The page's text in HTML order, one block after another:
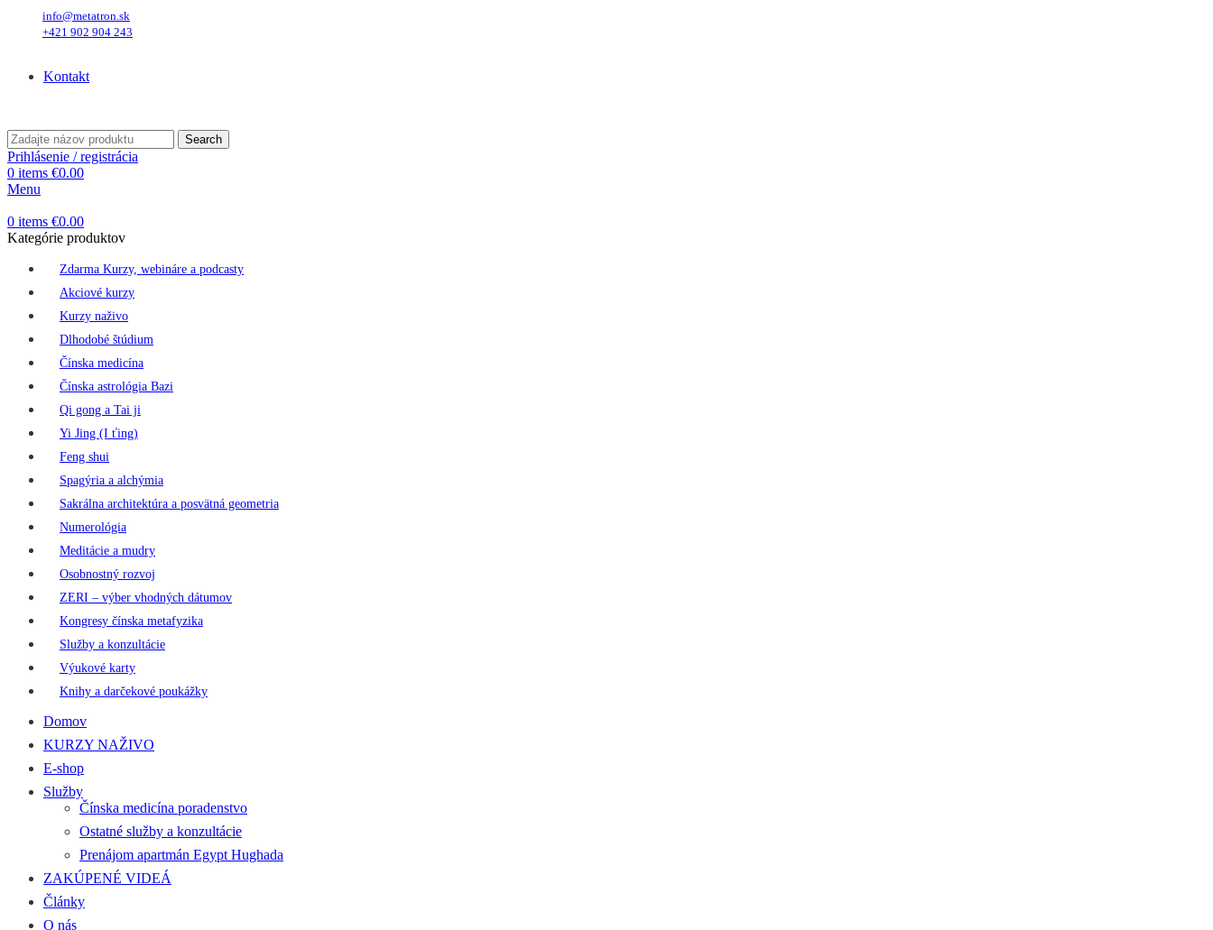
info@metatron.sk
+421 902 904 243
Kontakt
Search
Prihlásenie / registrácia
0 items €0.00
Menu
0 items €0.00
Kategórie produktov
Zdarma Kurzy, webináre a podcasty
Akciové kurzy
Kurzy naživo
Dlhodobé štúdium
Čínska medicína
Čínska astrológia Bazi
Qi gong a Tai ji
Yi Jing (I ťing)
Feng shui
Spagýria a alchýmia
Sakrálna architektúra a posvätná geometria
Numerológia
Meditácie a mudry
Osobnostný rozvoj
ZERI – výber vhodných dátumov
Kongresy čínska metafyzika
Služby a konzultácie
Výukové karty
Knihy a darčekové poukážky
Domov
KURZY NAŽIVO
E-shop
Služby
Čínska medicína poradenstvo
Ostatné služby a konzultácie
Prenájom apartmán Egypt Hughada
ZAKÚPENÉ VIDEÁ
Články
O nás